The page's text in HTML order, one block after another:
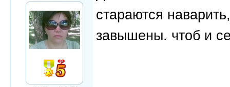
стараются
завышены. чтоб и